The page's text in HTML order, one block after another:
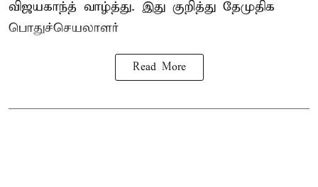
விஜயகாந்த் வாழ்த்து. இது குறித்து தேமுதிக
பொதுச்செயலாளர்
Read More